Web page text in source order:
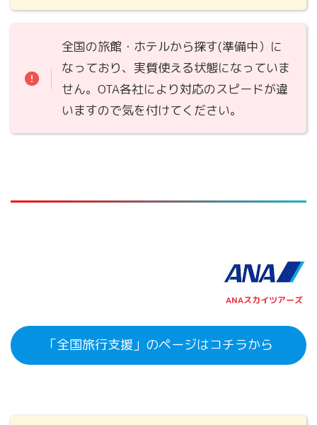
全国の旅館・ホテルから探す(準備中）に
なっており、実質使える状態になっていま
せん。OTA各社により対応のスピードが違
いますので気を付けてください。
ANAスカイツアーズ
「全国旅行支援」のページはコチラから